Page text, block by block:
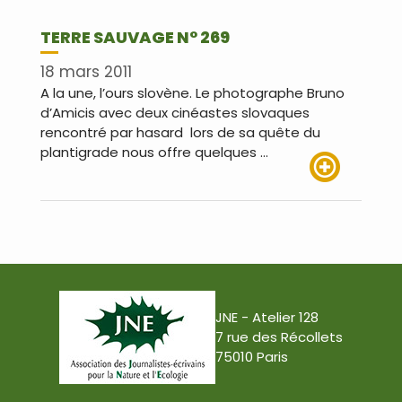
TERRE SAUVAGE N° 269
18 mars 2011
A la une, l’ours slovène. Le photographe Bruno
d’Amicis avec deux cinéastes slovaques
rencontré par hasard lors de sa quête du
plantigrade nous offre quelques …
JNE - Atelier 128
7 rue des Récollets
75010 Paris